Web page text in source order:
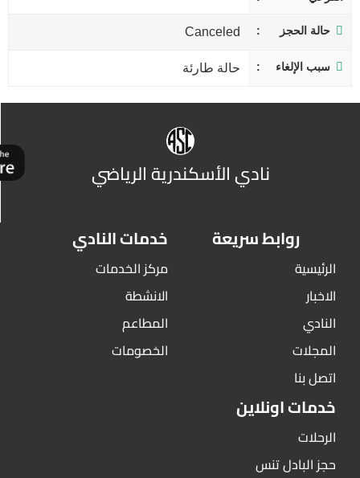
حالة الحجز Canceled
سبب الإلغاء حالة طارئة
نادي الأسكندرية الرياضي
روابط سريعة
الرئيسية
الاخبار
النادي
المجلات
اتصل بنا
خدمات النادي
مركز الخدمات
الانشطة
المطاعم
الخصومات
خدمات اونلاين
الرحلات
حجز البادل تنس